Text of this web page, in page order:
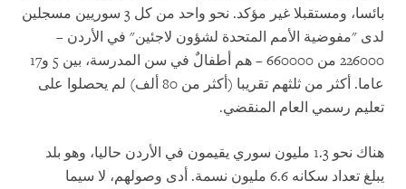
بائسا، ومستقبلا غير مؤكد. نحو واحد من كل 3 سوريين مسجلين
لدى "مفوضية الأمم المتحدة لشؤون لاجئين" في الأردن –
226000 من 660000 – هم أطفالٌ في سن المدرسة، بين 5 و17
عاما. أكثر من
ثلثهم تقريبا (أكثر من 80 ألف) لم يحصلوا على
تعليم رسمي العام المنقضي.
هناك نحو 1.3 مليون سوري يقيمون في الأردن حاليا، وهو بلد
يبلغ تعداد سكانه 6.6 مليون نسمة. أدى وصولهم، لا سيما